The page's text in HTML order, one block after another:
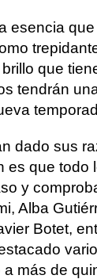
esencia
que
tendrán
dado sus
es que todo
y
Alba
Botet,
más de